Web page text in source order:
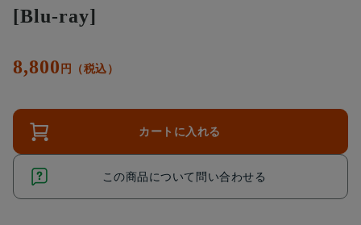
[Blu-ray]
8,800 円（税込）
カートに入れる
この商品について問い合わせる